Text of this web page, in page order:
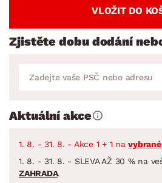
VLOŽIT DO
Zjistěte dobu dodání
Aktuální akce
1. 8. - 31. 8. - Akce 1 + 1 na
1. 8. - 31. 8. - SLEVA AŽ 30 % na
ZAHRADA.